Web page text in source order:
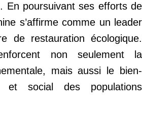
En poursuivant ses efforts de
s’affirme comme un leader
de restauration écologique.
non seulement la
mais aussi le bien-
et social des populations